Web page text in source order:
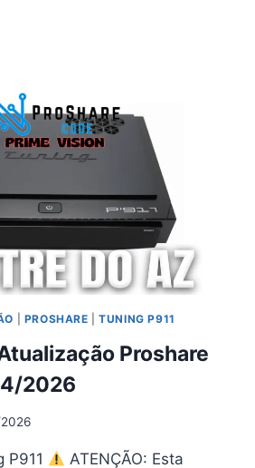
PROSHARE |TUNING P911
Proshare
2026
P911 ATENÇÃO: Esta